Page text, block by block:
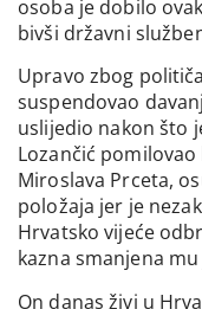
osoba je dobilo
bivši državni
Upravo zbog
suspendovao
uslijedio nakon što
Lozančić
Miroslava Prceta,
položaja jer je
Hrvatsko vijeće
kazna smanjena
On danas živi u